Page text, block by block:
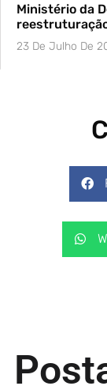
Ministério da
23 De Julho De